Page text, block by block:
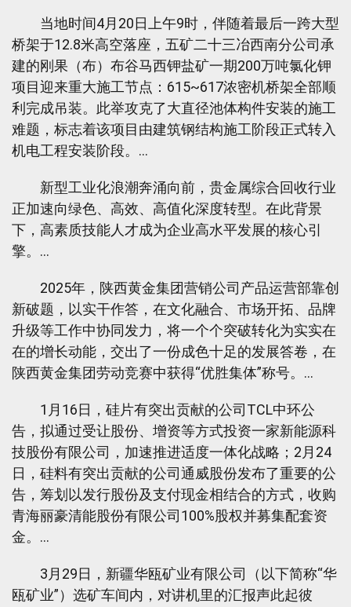
当地时间4月20日上午9时，伴随着最后一跨大型
桥架于12.8米高空落座，五矿二十三冶西南分公司承
建的刚果（布）布谷马西钾盐矿一期200万吨氯化钾
项目迎来重大施工节点：615~617浓密机桥架全部顺
利完成吊装。此举攻克了大直径池体构件安装的施工
难题，标志着该项目由建筑钢结构施工阶段正式转入
机电工程安装阶段。…
新型工业化浪潮奔涌向前，贵金属综合回收行业
正加速向绿色、高效、高值化深度转型。在此背景
下，高素质技能人才成为企业高水平发展的核心引
擎。…
2025年，陕西黄金集团营销公司产品运营部靠创
新破题，以实干作答，在文化融合、市场开拓、品牌
升级等工作中协同发力，将一个个突破转化为实实在
在的增长动能，交出了一份成色十足的发展答卷，在
陕西黄金集团劳动竞赛中获得“优胜集体”称号。…
1月16日，硅片有突出贡献的公司TCL中环公
告，拟通过受让股份、增资等方式投资一家新能源科
技股份有限公司，加速推进适度一体化战略；2月24
日，硅料有突出贡献的公司通威股份发布了重要的公
告，筹划以发行股份及支付现金相结合的方式，收购
青海丽豪清能股份有限公司100%股权并募集配套资
金。…
3月29日，新疆华瓯矿业有限公司（以下简称“华
瓯矿业”）选矿车间内，对讲机里的汇报声此起彼